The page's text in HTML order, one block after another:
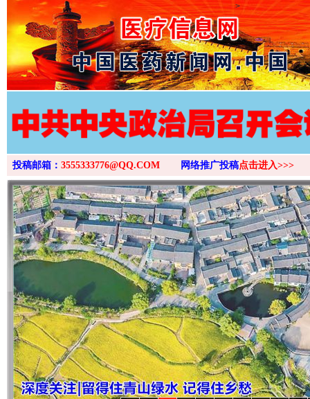
>
投稿邮箱： 3555333776@QQ.COM 网络推广投稿点击进入>>>